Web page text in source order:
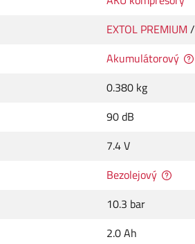
EXTOL PREMIUM /
Akumulátorový
0.380 kg
90 dB
7.4 V
Bezolejový
10.3 bar
2.0 Ah